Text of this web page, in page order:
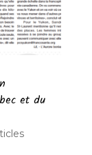
et du